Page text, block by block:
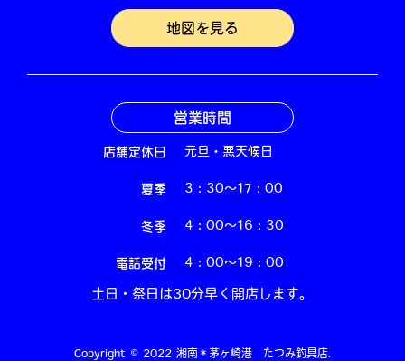
地図を見る
営業時間
店舗定休日 元旦・悪天候日
夏季 3：30～17：00
冬季 4：00～16：30
電話受付 4：00～19：00
土日・祭日は30分早く開店します。
Copyright © 2022 湘南＊茅ヶ崎港 たつみ釣具店.